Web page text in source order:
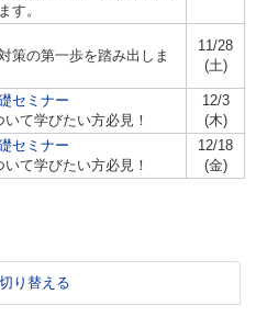
す。
策の第一歩を踏み出しま
11/28
(土)
セミナー
て学びたい方必見！
12/3
(木)
セミナー
て学びたい方必見！
12/18
(金)
り替える